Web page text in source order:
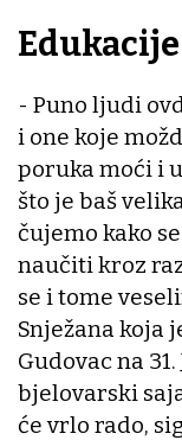
- Puno ljudi
i one koje
poruka moći i
što je baš
čujemo kako
naučiti kroz
se i tome
Snježana koja
Gudovac na
bjelovarski
će vrlo rado,